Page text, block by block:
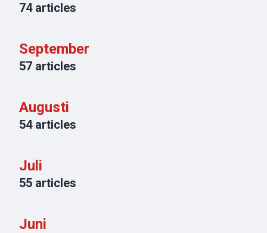
74articles
September
57 articles
Augusti
54articles
Juli
55 articles
Juni